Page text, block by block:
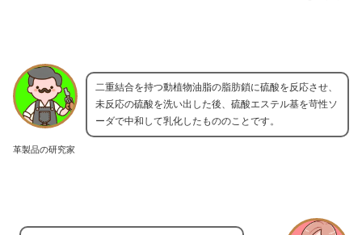
革製品の研究家
二重結合を持つ動植物油脂の脂肪鎖に硫酸を反応させ、
未反応の硫酸を洗い出した後、硫酸エステル基を苛性ソ
ーダで中和して乳化したもののことです。